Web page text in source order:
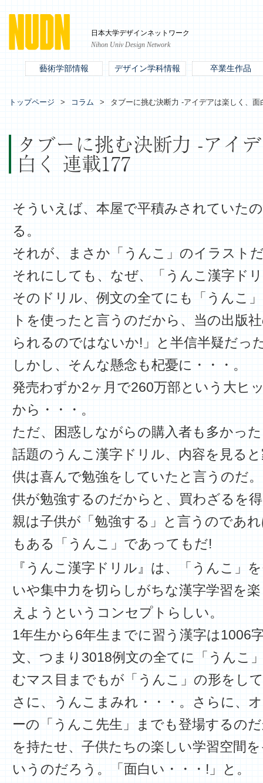
日本大学デザインネットワーク
Nihon Univ Design Network
藝術学部情報 デザイン学科情報 卒業生作品
トップページ コラム タブーに挑む決断力 -アイデアは楽しく、面
タブーに挑む決断力 -アイ
白く 連載177
そういえば、本屋で平積みされていた
る。
それが、まさか「うんこ」のイラスト
それにしても、なぜ、「うんこ漢字ド
そのドリル、例文の全てにも「うんこ
トを使ったと言うのだから、当の出版
られるのではないか!」と半信半疑だっ
しかし、そんな懸念も杞憂に・・・。
発売わずか2ヶ月で260万部という大ヒ
から・・・。
ただ、困惑しながらの購入者も多かっ
話題のうんこ漢字ドリル、内容を見る
供は喜んで勉強をしていたと言うのだ
供が勉強するのだからと、買わざるを
親は子供が「勉強する」と言うのであ
もある「うんこ」であってもだ!
『うんこ漢字ドリル』は、「うんこ」
いや集中力を切らしがちな漢字学習を
えようというコンセプトらしい。
1年生から6年生までに習う漢字は1006
文、つまり3018例文の全てに「うんこ
むマス目までもが「うんこ」の形をし
さに、うんこまみれ・・・。さらに、
ーの「うんこ先生」までも登場するの
を持たせ、子供たちの楽しい学習空間
いうのだろう。「面白い・・・!」と。